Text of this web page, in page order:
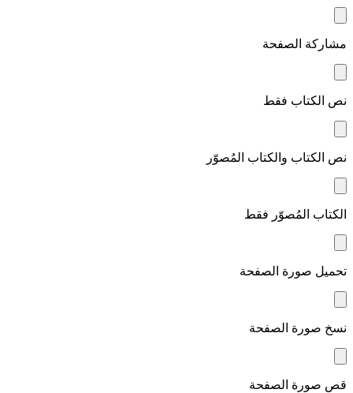
مشاركة الصفحة
نص الكتاب فقط
نص الكتاب والكتاب المُصوّر
الكتاب المُصوّر فقط
تحميل صورة الصفحة
نسخ صورة الصفحة
قص صورة الصفحة